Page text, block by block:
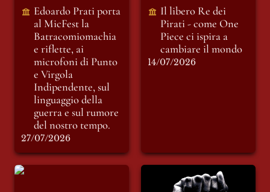
Indipendente, sul
linguaggio della
guerra e sul rumore
del nostro tempo.
Edoardo Prati porta
al MicFest la
Batracomiomachia
e riflette, ai
microfoni di Punto
e Virgola
Indipendente, sul
linguaggio della
guerra e sul rumore
del nostro tempo.
27/07/2026
Il libero Re dei
Pirati - come One
Piece ci ispira a
cambiare il mondo
14/07/2026
Dai tamburi al
Grammatiche del
dominio